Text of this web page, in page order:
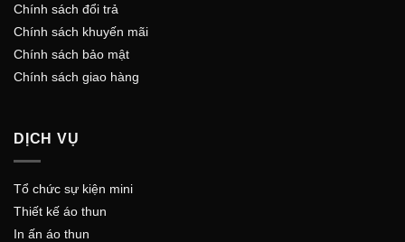
Chính sách đổi trả
Chính sách khuyến mãi
Chính sách bảo mật
Chính sách giao hàng
DỊCH VỤ
Tổ chức sự kiện mini
Thiết kế áo thun
In ấn áo thun